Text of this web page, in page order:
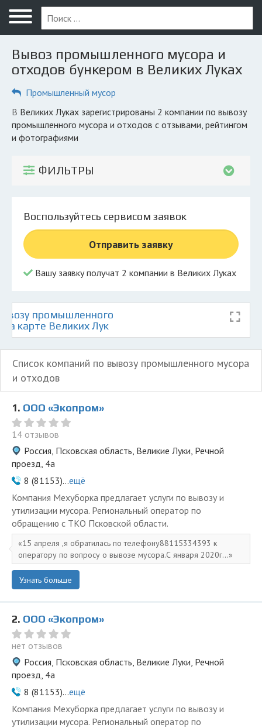
Меню
Главная
Вопрос юристу
Компании
КОМПАНИЯМ
© 2026 Все права защищены
Вывоз промышленного мусора и
отходов бункером в Великих Луках
Промышленный мусор
в Великих Луках зарегистрированы 2 компании по вывозу
промышленного мусора и отходов с отзывами, рейтингом
и фотографиями
ФИЛЬТРЫ
Воспользуйтесь сервисом заявок
Отправить заявку
Вашу заявку получат 2 компании в Великих Луках
промышленного
карте Великих Лук
Список компаний по вывозу промышленного мусора
и отходов
1. ООО «Экопром»
14 отзывов
Россия, Псковская область, Великие Луки, Речной
проезд, 4а
8 (81153)...ещё
Компания Мехуборка предлагает услуги по вывозу и
утилизации мусора. Региональный оператор по
обращению с ТКО Псковской области.
15 апреля ,я обратилась по телефону88115334393 к
оператору по вопросу о вывозе мусора.С января 2020г...
Узнать больше
2. ООО «Экопром»
нет отзывов
Россия, Псковская область, Великие Луки, Речной
проезд, 4а
8 (81153)...ещё
Компания Мехуборка предлагает услуги по вывозу и
утилизации мусора. Региональный оператор по